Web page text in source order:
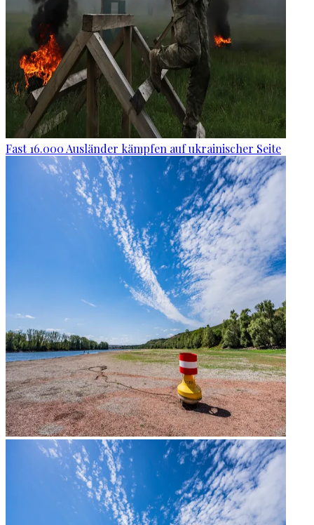
Fast 16.000 Ausländer kämpfen auf ukrainischer Seite